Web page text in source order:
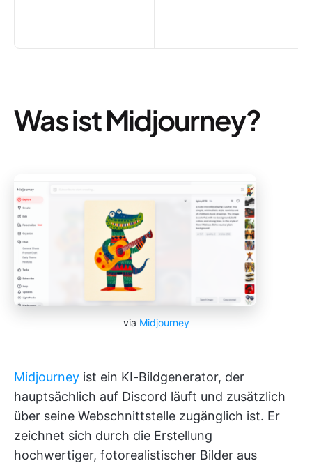
Was ist Midjourney?
via Midjourney
Midjourney ist ein KI-Bildgenerator, der
hauptsächlich auf Discord läuft und zusätzlich
über seine Webschnittstelle zugänglich ist. Er
zeichnet sich durch die Erstellung
hochwertiger, fotorealistischer Bilder aus